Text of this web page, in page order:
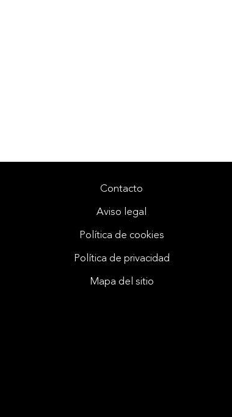
Contacto
Aviso legal
Política de cookies
Política de privacidad
Mapa del sitio